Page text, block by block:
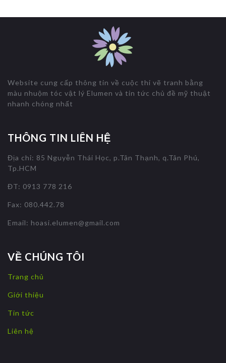
Website cung cấp thông tin về cuộc thi vẽ tranh bằng
màu nhuộm tóc vật lý Elumen và tin tức chủ đề mỹ thuật
nhanh chóng nhất
THÔNG TIN LIÊN HỆ
Địa chỉ: 85 Nguyễn Thái Học, p.Tân Thạnh, q.Tân Phú,
Tp.HCM
ĐT: 0913 778 216
Fax: 080.442.78
Email: hoasi.elumen@gmail.com
VỀ CHÚNG TÔI
Trang chủ
Giới thiệu
Tin tức
Liên hệ